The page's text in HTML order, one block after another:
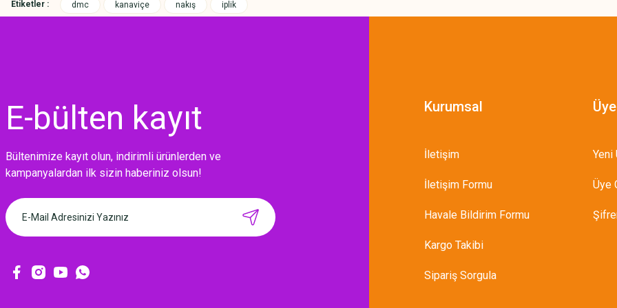
MIKNATISLI İĞNE TUTUCU-BAHAR
160,00 TL
Etiketler : dmc kanaviçe nakış iplik
E-bülten kayıt
Bültenimize kayıt olun, indirimli ürünlerden ve
kampanyalardan ilk sizin haberiniz olsun!
Kurumsal
İletişim
İletişim Formu
Havale Bildirim Formu
Kargo Takibi
Sipariş Sorgula
Yeni
Üye